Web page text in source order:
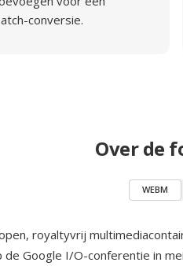
conversie.
Over de
WEBM
royaltyvrij
de Google I/O-conferentie in